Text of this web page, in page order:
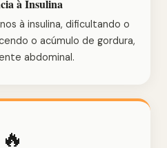
à Insulina
à insulina, dificultando o
o acúmulo de gordura,
abdominal.
🔥